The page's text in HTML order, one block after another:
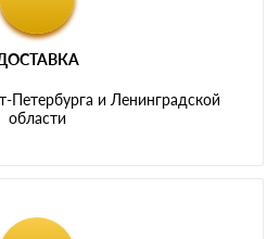
Петербурга и Ленинградской
области